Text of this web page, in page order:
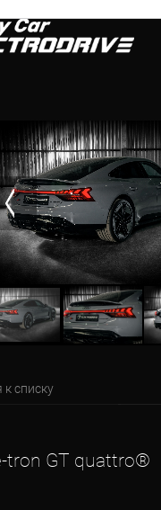
к списку
tron GT quattro®